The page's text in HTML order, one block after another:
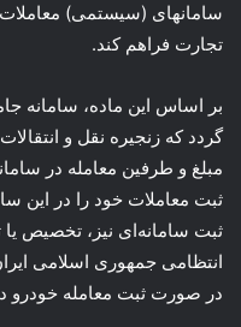
سامانه­ای (سیستمی)
تجارت فراهم کند.
بر اساس این ‌ماده، سامانه
گردد که زنجیره نقل‌ و
مبلغ و طرفین معامله در
ثبت معاملات خود را در این
ثبت سامانه­‌ای نیز، تخصیص
انتظامی جمهوری اسلامی
در صورت ثبت معامله